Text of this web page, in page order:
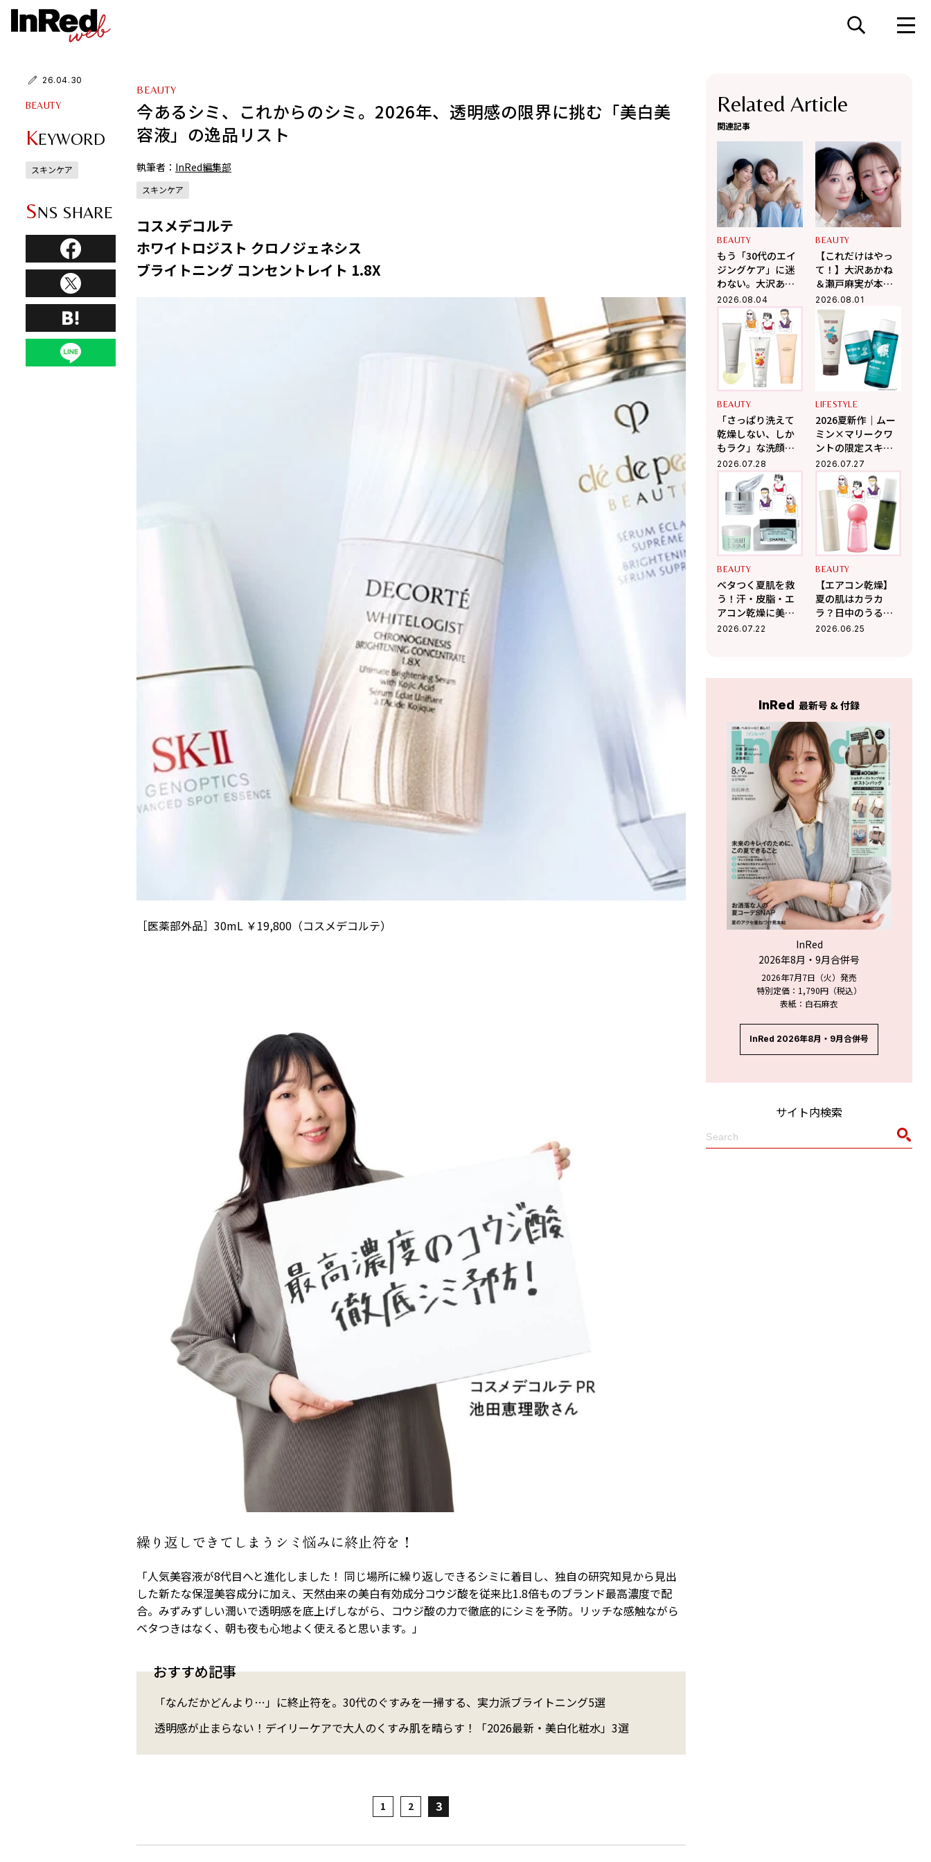
BEAUTY
今あるシミ、これからのシミ。2026年、透明感の限界に挑む「美白美
容液」の逸品リスト
執筆者： InRed編集部
スキンケア
コスメデコルテ
ホワイトロジスト クロノジェネシス
ブライトニング コンセントレイト 1.8X
［医薬部外品］30mL ￥19,800（コスメデコルテ）
繰り返しできてしまうシミ悩みに終止符を！
「人気美容液が8代目へと進化しました！ 同じ場所に繰り返しできるシミに着目し、独自の研究知見から見出
した新たな保湿美容成分に加え、天然由来の美白有効成分コウジ酸を従来比1.8倍ものブランド最高濃度で配
合。みずみずしい潤いで透明感を底上げしながら、コウジ酸の力で徹底的にシミを予防。リッチな感触ながら
ベタつきはなく、朝も夜も心地よく使えると思います。」
おすすめ記事
「なんだかどんより…」に終止符を。30代のぐすみを一掃する、実力派ブライトニング5選
透明感が止まらない！デイリーケアで大人のくすみ肌を晴らす！「2026最新・美白化粧水」3選
1 2 3
26.04.30
BEAUTY
KEYWORD
スキンケア
SNS SHARE
Related Article
関連記事
BEAUTY
もう「30代のエイ
ジングケア」に迷
わない。大沢あか
ね＆瀬戸麻実が伝
授する、肌が変わ
るポジティブ美肌
習慣
2026.08.04
BEAUTY
【これだけはやっ
て！】大沢あかね
＆瀬戸麻実が本音
対談。30代から美
肌を取り戻すスキ
ンケアの正解
2026.08.01
BEAUTY
「さっぱり洗えて
乾燥しない、しか
もラク」な洗顔っ
てある？美容プロ
が推す夏ジェル3選
2026.07.28
LIFESTYLE
2026夏新作｜ムー
ミン×マリークワ
ントの限定スキン
ケアが可愛すぎ
る！パケ買い必至
＆夏の肌悩みも優
秀ケア
2026.07.27
BEAUTY
ベタつく夏肌を救
う！汗・皮脂・エ
アコン乾燥に美容
のプロがガチ推し
2026.07.22
BEAUTY
【エアコン乾燥】
夏の肌はカラカ
ラ？日中のうるお
いをキープする優
2026.06.25
InRed 最新号 & 付録
InRed
2026年8月・9月合併号
2026年7月7日（火）発売
特別定価：1,790円（税込）
表紙：白石麻衣
InRed 2026年8月・9月合併号
サイト内検索